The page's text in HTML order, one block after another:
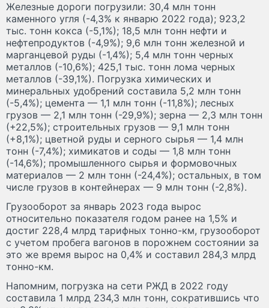
Железные дороги погрузили: 30,4 млн тонн
каменного угля (-4,3% к январю 2022 года); 923,2
тыс. тонн кокса (-5,1%); 18,5 млн тонн нефти и
нефтепродуктов (-4,9%); 9,6 млн тонн железной и
марганцевой руды (-1,4%); 5,4 млн тонн черных
металлов (-10,6%); 425,1 тыс. тонн лома черных
металлов (-39,1%). Погрузка химических и
минеральных удобрений составила 5,2 млн тонн
(-5,4%); цемента — 1,1 млн тонн (-11,8%); лесных
грузов — 2,1 млн тонн (-29,9%); зерна — 2,3 млн тонн
(+22,5%); строительных грузов — 9,1 млн тонн
(+8,1%); цветной руды и серного сырья — 1,4 млн
тонн (-7,4%); химикатов и соды — 1,8 млн тонн
(-14,6%); промышленного сырья и формовочных
материалов — 2 млн тонн (-24,4%); остальных, в том
числе грузов в контейнерах — 9 млн тонн (-2,8%).
Грузооборот за январь 2023 года вырос
относительно показателя годом ранее на 1,5% и
достиг 228,4 млрд тарифных тонно-км, грузооборот
с учетом пробега вагонов в порожнем состоянии за
это же время вырос на 0,4% и составил 284,3 млрд
тонно-км.
Напомним, погрузка на сети РЖД в 2022 году
составила 1 млрд 234,3 млн тонн, сократившись что